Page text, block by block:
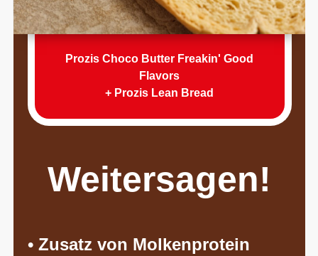
Prozis Choco Butter Freakin' Good
Flavors
+ Prozis Lean Bread
Weitersagen!
• Zusatz von Molkenprotein